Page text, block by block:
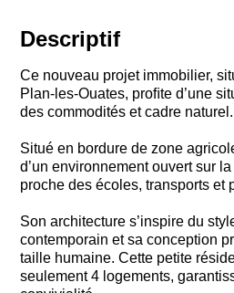
Descriptif
Ce nouveau projet immobilier,
Plan-les-Ouates, proﬁte d’une
des commodités et cadre naturel.
Situé en bordure de zone
d’un environnement ouvert sur
proche des écoles, transports et
Son architecture s’inspire du
contemporain et sa conception
taille humaine. Cette petite
seulement 4 logements,